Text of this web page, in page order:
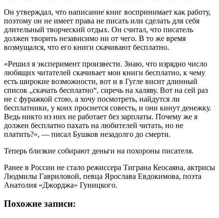
Он утверждал, что написание книг воспринимает как работу,
поэтому он не имеет права не писать или сделать для себя
длительный творческий отдых. Он считал, что писатель
должен творить независимо ни от чего. В то же время
возмущался, что его книги скачивают бесплатно.
«Решил я эксперимент произвести. Знаю, что изрядно число
любящих читателей скачивает мои книги бесплатно, к чему
есть широкие возможности, вот и в Гугле висит длинный
список „скачать бесплатно“, сиречь на халяву. Вот на сей раз
не с фуражкой стою, а хочу посмотреть, найдутся ли
бесплатники, у коих проснется совесть, и они кинут денежку.
Ведь никто из них не работает без зарплаты. Почему же я
должен бесплатно пахать на любителей читать, но не
платить?», — писал Бушков незадолго до смерти.
Теперь близкие собирают деньги на похороны писателя.
Ранее в России не стало режиссера Тиграна Кеосаяна, актрисы
Людмилы Гавриловой, певца Ярослава Евдокимова, поэта
Анатолия «Джорджа» Гуницкого.
Похожие записи: